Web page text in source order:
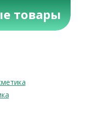
товары